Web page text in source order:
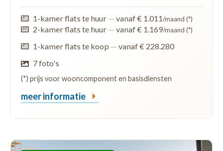
1-kamer flats te huur — vanaf € 1.011/maand (*)
2-kamer flats te huur — vanaf € 1.169/maand (*)
1-kamer flats te koop — vanaf € 228.280
7 foto's
(*) prijs voor wooncomponent en basisdiensten
meer informatie